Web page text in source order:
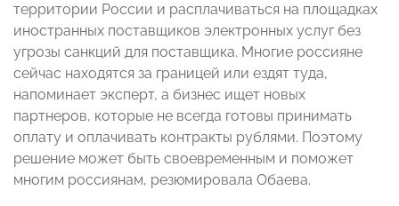
территории России и расплачиваться на площадках
иностранных поставщиков электронных услуг без
угрозы санкций для поставщика. Многие россияне
сейчас находятся за границей или ездят туда,
напоминает эксперт, а бизнес ищет новых
партнеров, которые не всегда готовы принимать
оплату и оплачивать контракты рублями. Поэтому
решение может быть своевременным и поможет
многим россиянам, резюмировала Обаева.